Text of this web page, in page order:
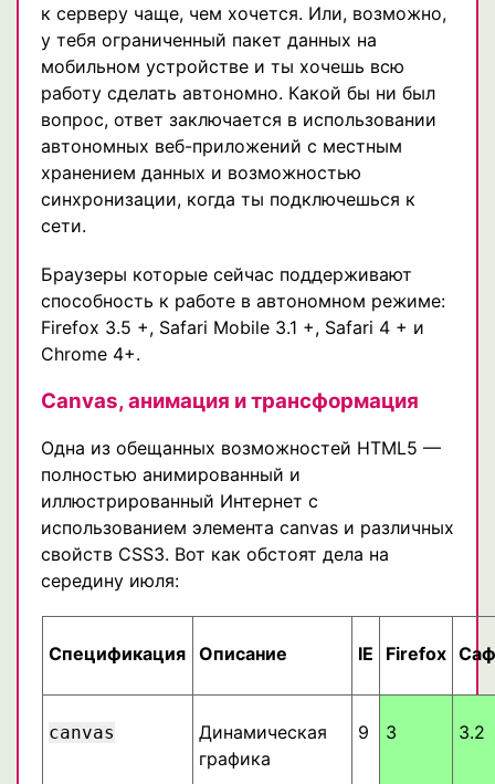
к серверу чаще, чем хочется. Или, возможно,
у тебя ограниченный пакет данных на
мобильном устройстве и ты хочешь всю
работу сделать автономно. Какой бы ни был
вопрос, ответ заключается в использовании
автономных веб-приложений с местным
хранением данных и возможностью
синхронизации, когда ты подключешься к
сети.
Браузеры которые сейчас поддерживают
способность к работе в автономном режиме:
Firefox 3.5 +, Safari Mobile 3.1 +, Safari 4 + и
Chrome 4+.
Canvas, анимация и трансформация
Одна из обещанных возможностей HTML5 —
полностью анимированный и
иллюстрированный Интернет с
использованием элемента canvas и различных
свойств CSS3. Вот как обстоят дела на
середину июля:
Спецификация Описание IE Firefox
canvas
Динамическая
графика
9 3 3.2